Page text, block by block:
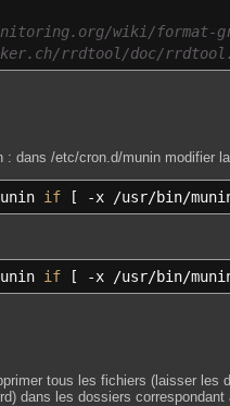
wiki/format-
rrdtool/doc/
: dans /etc/cron.d/munin modifier
if [ -x /usr/bin/
if [ -x /usr/bin/
tous les fichiers (laisser les
dans les dossiers